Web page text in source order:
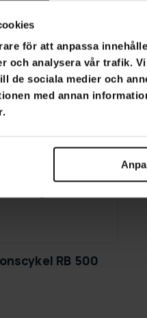
för att anpassa
och analysera vår trafik.
de sociala medier och
med annan
RB 500